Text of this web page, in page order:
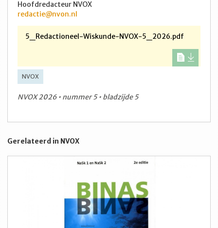
Hoofdredacteur NVOX
redactie@nvon.nl
5_Redactioneel-Wiskunde-NVOX-5_2026.pdf
NVOX
NVOX 2026 • nummer 5 • bladzijde 5
Gerelateerd in NVOX